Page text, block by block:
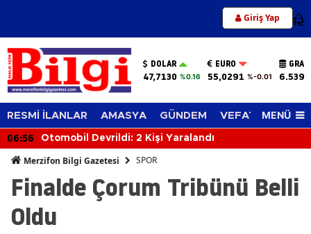
Giriş Yap 12
DOLAR
47,7130 %0.16
EURO
55,0291 %-0.01
RESMİ İLANLAR AMASYA GÜNDEM VEFAT EDENLER
MENÜ
06:56 Otomobil Devrildi: 2 Kişi Yaralandı
Merzifon Bilgi Gazetesi SPOR
Finalde Çorum Tribünü Belli
Oldu